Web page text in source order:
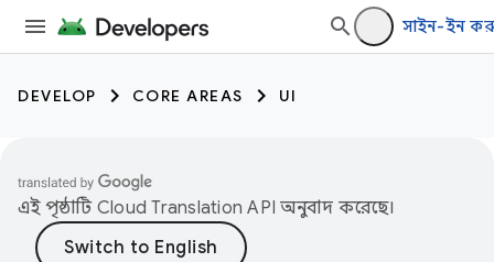
সাইন-ইন
DEVELOP CORE AREAS UI
এই পৃষ্ঠাটি Cloud Translation API অনুবাদ করেছে।